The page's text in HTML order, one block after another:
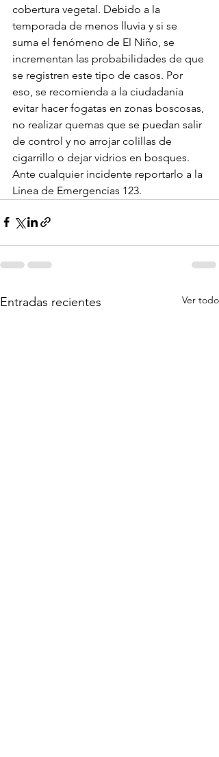
cobertura vegetal. Debido a la
temporada de menos lluvia y si se
suma el fenómeno de El Niño, se
incrementan las probabilidades de que
se registren este tipo de casos. Por
eso, se recomienda a la ciudadanía
evitar hacer fogatas en zonas boscosas,
no realizar quemas que se puedan salir
de control y no arrojar colillas de
cigarrillo o dejar vidrios en bosques.
Ante cualquier incidente reportarlo a la
Línea de Emergencias 123.
Entradas recientes Ver todo